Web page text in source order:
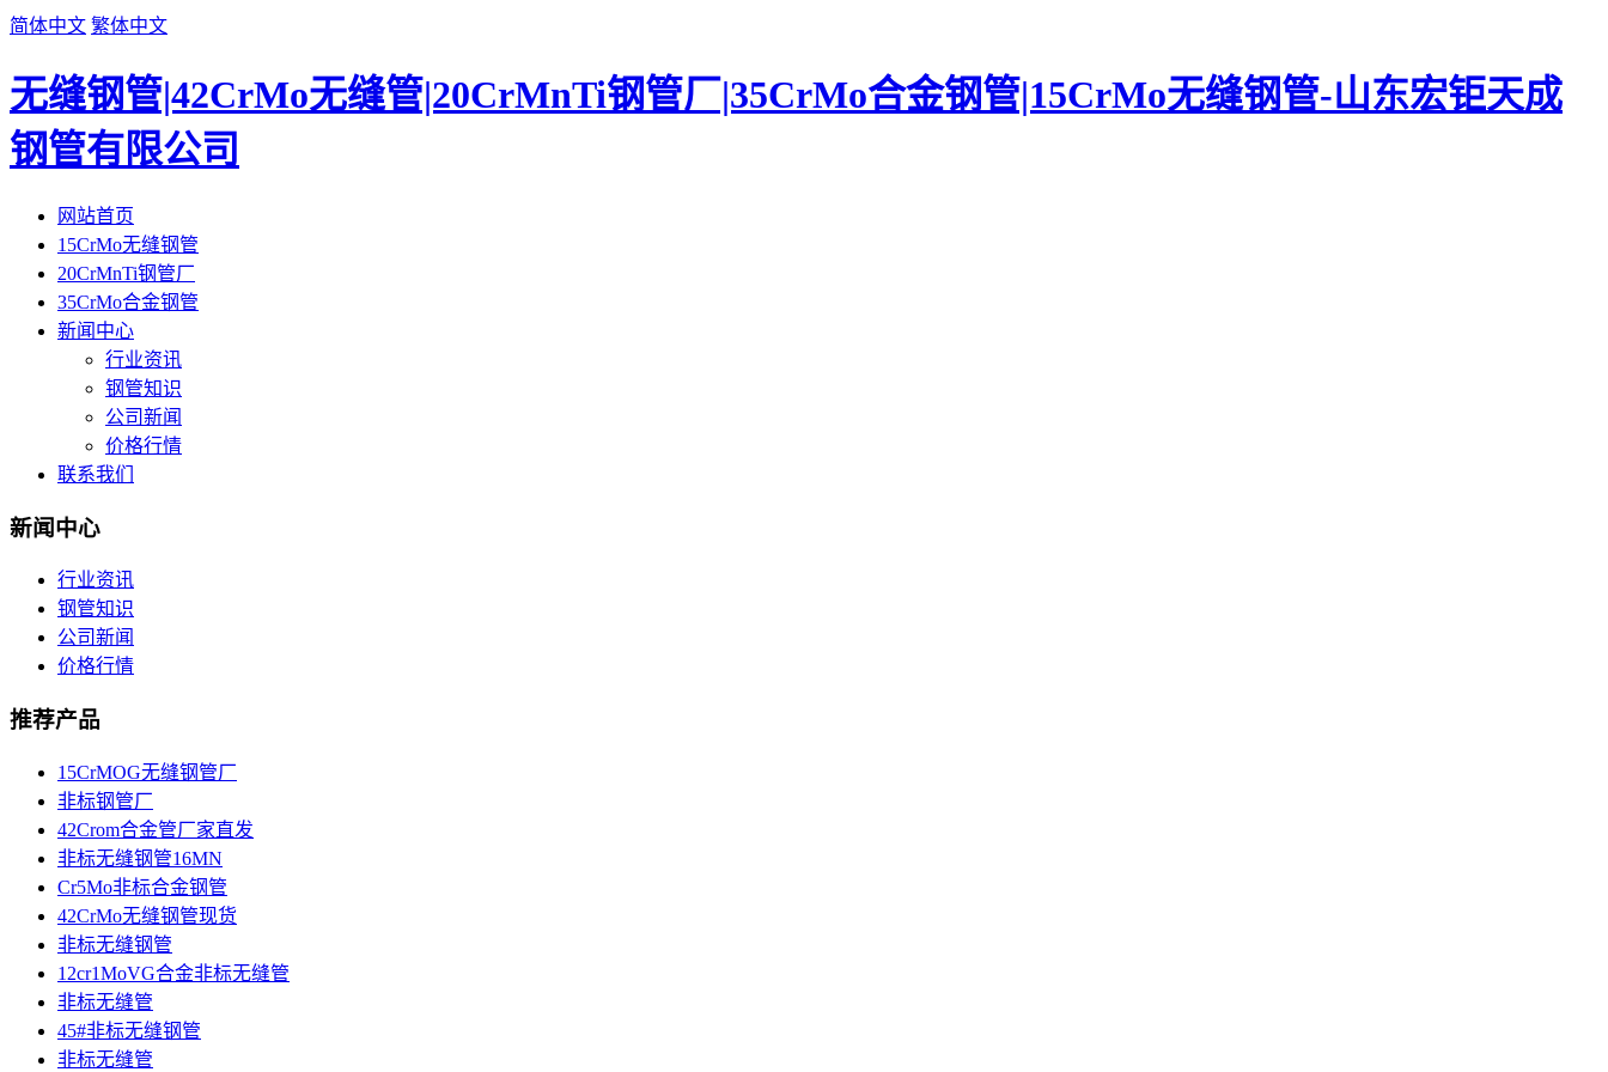
简体中文 繁体中文
无缝钢管|42CrMo无缝管|20CrMnTi钢管厂|35CrMo合金钢管|15CrMo无缝钢管-山东宏钜天成
钢管有限公司
网站首页
15CrMo无缝钢管
20CrMnTi钢管厂
35CrMo合金钢管
新闻中心
行业资讯
钢管知识
公司新闻
价格行情
联系我们
新闻中心
行业资讯
钢管知识
公司新闻
价格行情
推荐产品
15CrMOG无缝钢管厂
非标钢管厂
42Crom合金管厂家直发
非标无缝钢管16MN
Cr5Mo非标合金钢管
42CrMo无缝钢管现货​
非标无缝钢管
12cr1MoVG合金非标无缝管
非标无缝管
45#非标无缝钢管
非标无缝管